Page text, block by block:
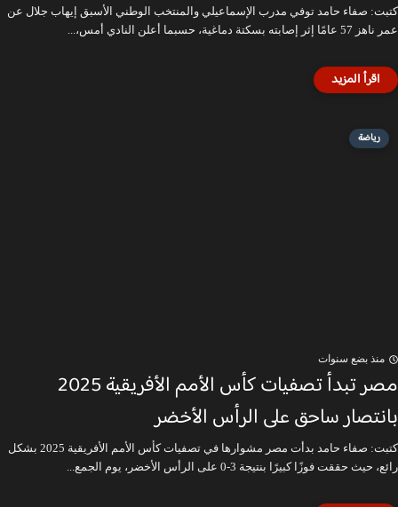
كتبت: صفاء حامد توفي مدرب الإسماعيلي والمنتخب الوطني الأسبق إيهاب جلال عن
عمر ناهز 57 عامًا إثر إصابته بسكتة دماغية، حسبما أعلن النادي أمس،...
رياضة
منذ بضع سنوات
مصر تبدأ تصفيات كأس الأمم الأفريقية 2025
بانتصار ساحق على الرأس الأخضر
كتبت: صفاء حامد بدأت مصر مشوارها في تصفيات كأس الأمم الأفريقية 2025 بشكل
رائع، حيث حققت فوزًا كبيرًا بنتيجة 3-0 على الرأس الأخضر، يوم الجمع...